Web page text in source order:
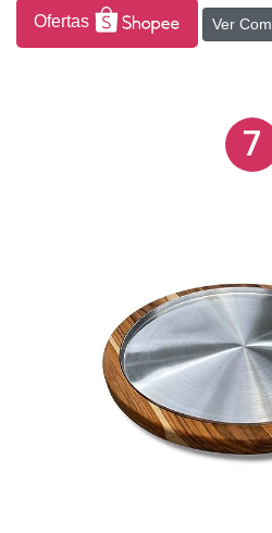
reduz o impacto ambiental
alia versatilidade,
Ofertas Ver
7